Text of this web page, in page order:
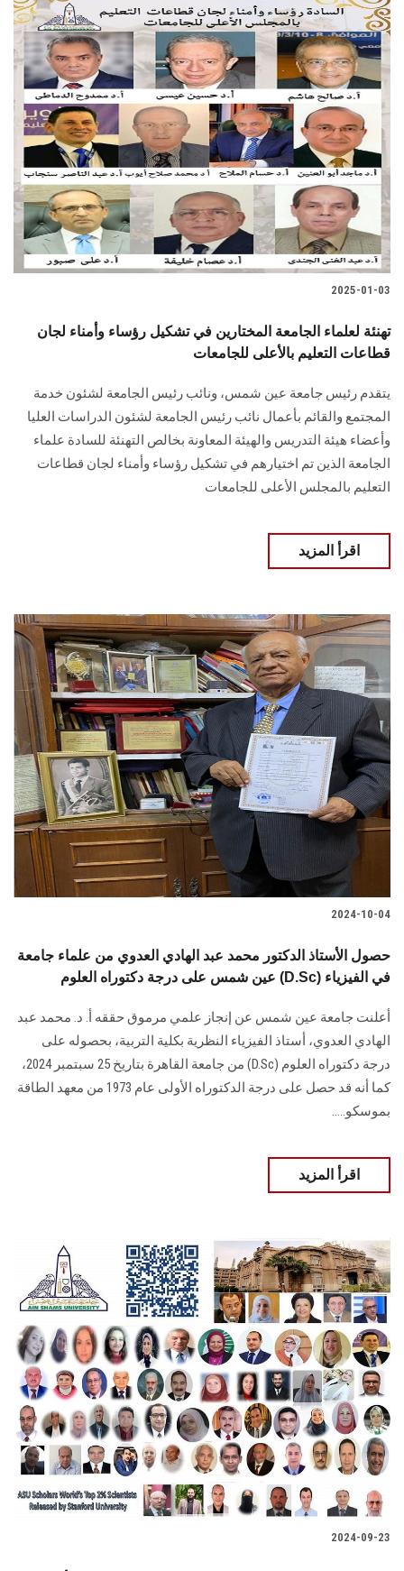
2025-01-03
تهنئة لعلماء الجامعة المختارين في تشكيل رؤساء وأمناء لجان
قطاعات التعليم بالأعلى للجامعات
يتقدم رئيس جامعة عين شمس، ونائب رئيس الجامعة لشئون خدمة
المجتمع والقائم بأعمال نائب رئيس الجامعة لشئون الدراسات العليا
وأعضاء هيئة التدريس والهيئة المعاونة بخالص التهنئة للسادة علماء
الجامعة الذين تم اختيارهم في تشكيل رؤساء وأمناء لجان قطاعات
التعليم بالمجلس الأعلى للجامعات
اقرأ المزيد
2024-10-04
حصول الأستاذ الدكتور محمد عبد الهادي العدوي من علماء جامعة
عين شمس على درجة دكتوراه العلوم (D.Sc) في الفيزياء
أعلنت جامعة عين شمس عن إنجاز علمي مرموق حققه أ. د. محمد عبد
الهادي العدوي، أستاذ الفيزياء النظرية بكلية التربية، بحصوله على
درجة دكتوراه العلوم (D.Sc) من جامعة القاهرة بتاريخ 25 سبتمبر 2024،
كما أنه قد حصل على درجة الدكتوراه الأولى عام 1973 من معهد الطاقة
بموسكو.....
اقرأ المزيد
2024-09-23